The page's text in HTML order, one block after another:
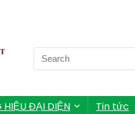
Search
for:
HIỆU ĐẠI DIỆN Tin tức